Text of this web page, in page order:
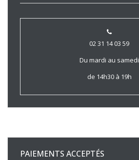
02 31 14 03 59
Du mardi au samedi
de 14h30 à 19h
PAIEMENTS ACCEPTÉS